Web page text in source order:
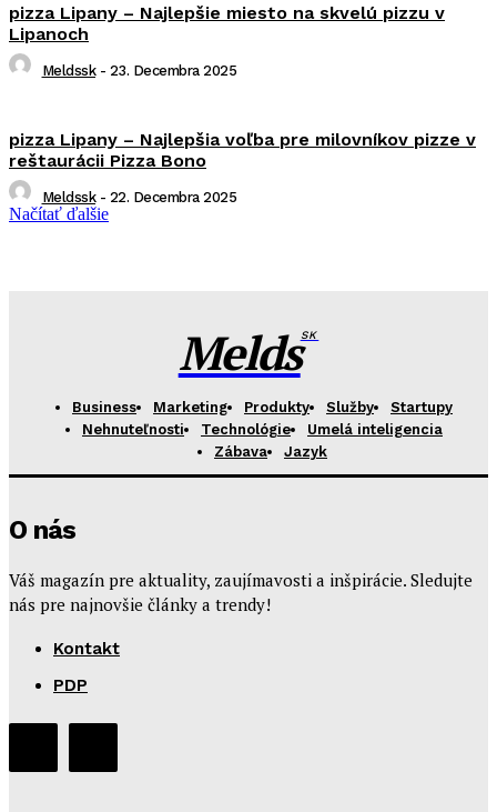
pizza Lipany – Najlepšie miesto na skvelú pizzu v
Lipanoch
Meldssk - 23. Decembra 2025
pizza Lipany – Najlepšia voľba pre milovníkov pizze v
reštaurácii Pizza Bono
Meldssk - 22. Decembra 2025
Načítať ďalšie
MeldsSK
Business Marketing Produkty Služby
Startupy
Nehnuteľnosti
Technológie
Umelá inteligencia
Zábava
Jazyk
O nás
Váš magazín pre aktuality, zaujímavosti a inšpirácie. Sledujte
nás pre najnovšie články a trendy!
Kontakt
PDP